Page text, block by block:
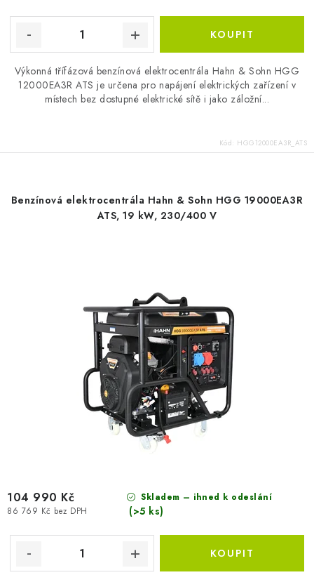
Výkonná třífázová benzínová elektrocentrála Hahn & Sohn HGG
12000EA3R ATS je určena pro napájení elektrických zařízení v
místech bez dostupné elektrické sítě i jako záložní...
Kód: HGG12000EA3R_ATS
Benzínová elektrocentrála Hahn & Sohn HGG 19000EA3R
ATS, 19 kW, 230/400 V
Skladem – ihned k odeslání
(>5 ks)
86 769 Kč bez DPH
104 990 Kč